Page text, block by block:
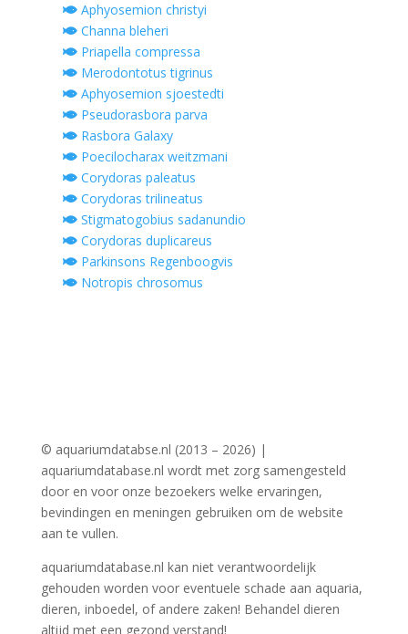
Aphyosemion christyi
Channa bleheri
Priapella compressa
Merodontotus tigrinus
Aphyosemion sjoestedti
Pseudorasbora parva
Rasbora Galaxy
Poecilocharax weitzmani
Corydoras paleatus
Corydoras trilineatus
Stigmatogobius sadanundio
Corydoras duplicareus
Parkinsons Regenboogvis
Notropis chrosomus
© aquariumdatabse.nl (2013 – 2026) |
aquariumdatabase.nl wordt met zorg samengesteld
door en voor onze bezoekers welke ervaringen,
bevindingen en meningen gebruiken om de website
aan te vullen.
aquariumdatabase.nl kan niet verantwoordelijk
gehouden worden voor eventuele schade aan aquaria,
dieren, inboedel, of andere zaken! Behandel dieren
altijd met een gezond verstand!